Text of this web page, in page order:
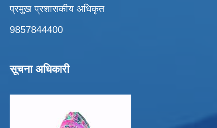
प्रमुख प्रशासकीय अधिकृत
9857844400
सूचना अधिकारी